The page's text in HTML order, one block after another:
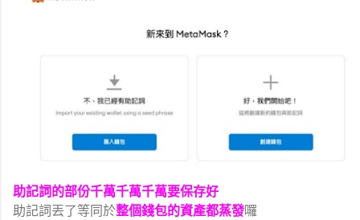
助記詞的部份千萬千萬千萬要保存好
助記詞丟了等同於整個錢包的資產都蒸發囉